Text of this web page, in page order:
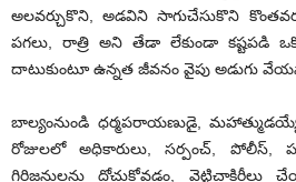
అలవర్చుకొని, అడవిని సాగుచేసుకొని
పగలు, రాత్రి అని తేడా లేకుండా కష్టపడి
దాటుకుంటూ ఉన్నత జీవనం వైపు అడుగు
బాల్యంనుండి ధర్మపరాయణుడై,
రోజులలో అధికారులు, సర్పంచ్‌, పోలీస్‌,
గిరిజనులను దోచుకోవడం, వెట్టిచాకిరీలు